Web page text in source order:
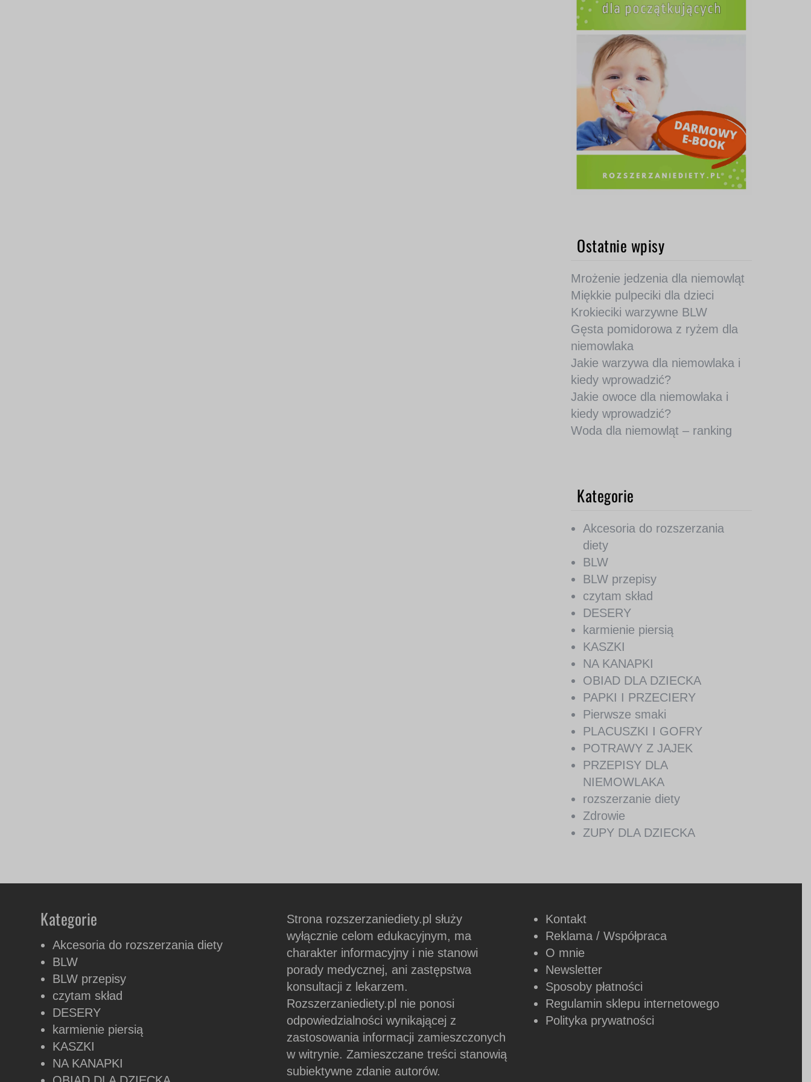
Ostatnie wpisy
Mrożenie jedzenia dla niemowląt
Miękkie pulpeciki dla dzieci
Krokieciki warzywne BLW
Gęsta pomidorowa z ryżem dla
niemowlaka
Jakie warzywa dla niemowlaka i
kiedy wprowadzić?
Jakie owoce dla niemowlaka i
kiedy wprowadzić?
Woda dla niemowląt – ranking
Kategorie
Akcesoria do rozszerzania
diety
BLW
BLW przepisy
czytam skład
DESERY
karmienie piersią
KASZKI
NA KANAPKI
OBIAD DLA DZIECKA
PAPKI I PRZECIERY
Pierwsze smaki
PLACUSZKI I GOFRY
POTRAWY Z JAJEK
PRZEPISY DLA
NIEMOWLAKA
rozszerzanie diety
Zdrowie
ZUPY DLA DZIECKA
Kategorie
Akcesoria do rozszerzania diety
BLW
BLW przepisy
czytam skład
DESERY
karmienie piersią
KASZKI
NA KANAPKI
Strona rozszerzaniediety.pl służy
wyłącznie celom edukacyjnym, ma
charakter informacyjny i nie stanowi
porady medycznej, ani zastępstwa
konsultacji z lekarzem.
Rozszerzaniediety.pl nie ponosi
odpowiedzialności wynikającej z
zastosowania informacji zamieszczonych
w witrynie.Zamieszczane treści stanowią
subiektywne zdanie autorów.
Kontakt
Reklama / Współpraca
O mnie
Newsletter
Sposoby płatności
Regulamin sklepu internetowego
Polityka prywatności